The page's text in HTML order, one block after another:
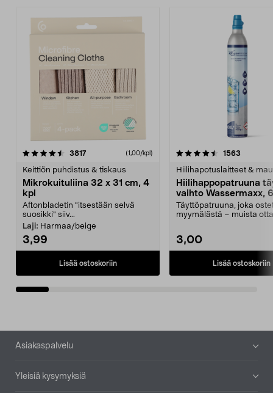
3817arvostelut (1,00/kpl)
Keittiön puhdistus & tiskaus
Mikrokuituliina 32 x 31 cm, 4
kpl
Aftonbladetin "itsestään selvä
suosikki" siiv...
Laji: Harmaa/beige
3,99
Lisää ostoskoriin
4.5viidestä
1563
Hiilihapotuslaitteet &
Hiilihappopatruuna
vaihto Wassermaxx,
Täyttöpatruuna, joka
myymälästä – muista
3,00
Lisää ostoskoriin
4.5viidestä
Alatunniste
Asiakaspalvelu
Yleisiä kysymyksiä